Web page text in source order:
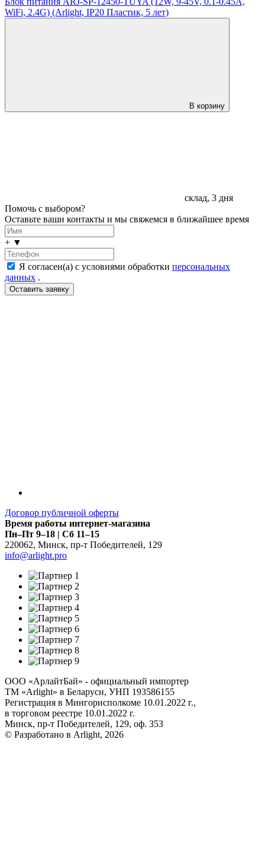
WiFi, 2.4G) (Arlight, IP20 Пластик, 5 лет)
В корзину
склад, 3 дня
Помочь с выбором?
Оставьте ваши контакты и мы свяжемся в ближайшее время
+ ▼
Я согласен(а) с условиями обработки персональных
данных .
Договор публичной оферты
Время работы интернет-магазина
Пн–Пт 9–18 | Сб 11–15
220062, Минск, пр-т Победителей, 129
info@arlight.pro
ООО «АрлайтБай» - официальный импортер
ТМ «Arlight» в Беларуси, УНП 193586155
Регистрация в Мингорисполкоме 10.01.2022 г.,
в торговом реестре 10.01.2022 г.
Минск, пр-т Победителей, 129, оф. 353
© Разработано в Arlight, 2026